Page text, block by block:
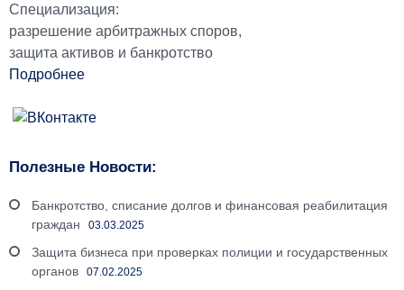
Специализация:
разрешение арбитражных споров,
защита активов и банкротство
Подробнее
Полезные Новости:
Банкротство, списание долгов и финансовая реабилитация
граждан
03.03.2025
Защита бизнеса при проверках полиции и государственных
органов
07.02.2025